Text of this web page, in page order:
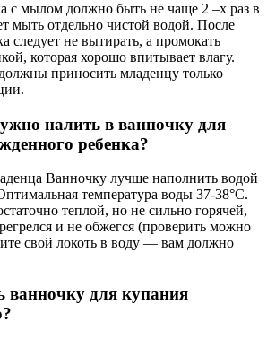
с мылом должно быть не чаще 2 –х раз в
мыть отдельно чистой водой. После
следует не вытирать, а промокать
которая хорошо впитывает влагу.
приносить младенцу только
налить в ванночку для
ребенка?
Ванночку лучше наполнить водой
температура воды 37-38°С.
теплой, но не сильно горячей,
и не обжегся (проверить можно
свой локоть в воду — вам должно
ванночку для купания